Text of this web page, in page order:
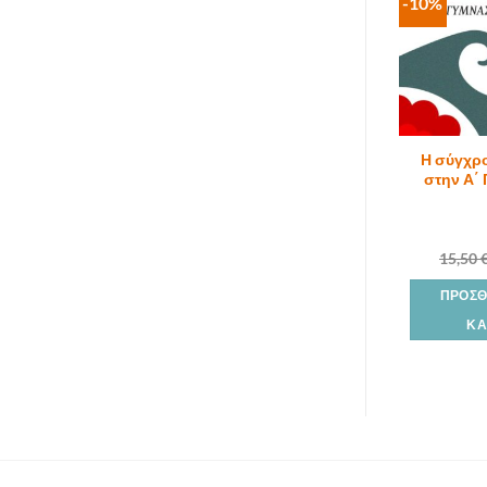
Η
στην Α΄
15,50